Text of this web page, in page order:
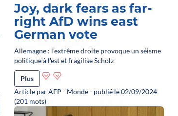
Joy, dark fears as far-
right AfD wins east
German vote
Allemagne : l'extrême droite provoque un séisme
politique à l'est et fragilise Scholz
Plus
Article par AFP - Monde - publié le 02/09/2024
(201 mots)